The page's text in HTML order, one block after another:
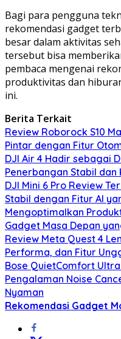
Bagi para pengguna
rekomendasi gadget
besar dalam aktivitas
tersebut bisa
pembaca mengenai
produktivitas dan
ini.
Berita Terkait
Review Roborock S10
Pintar dengan Fitur
DJI Air 4 Hadir sebagai
Penerbangan Stabil
DJI Mini 6 Pro Review
Stabil dengan Fitur AI
Mengoptimalkan
Gadget Masa Depan
Review Meta Quest 4
Performa, dan Fitur
Bose QuietComfort
Pengalaman Noise
Nyaman
Rekomendasi Gadget